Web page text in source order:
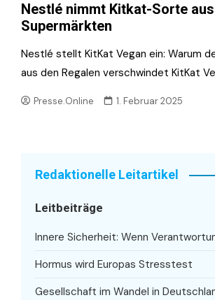
Nestlé nimmt Kitkat-Sorte
Supermärkten
Nestlé stellt KitKat Vegan ein: Warum
aus den Regalen verschwindet KitKat
Presse.Online 1. Februar 2025
Redaktionelle Leitartikel
Leitbeiträge
Innere Sicherheit: Wenn
Hormus wird Europas Stresstest
Gesellschaft im Wandel in